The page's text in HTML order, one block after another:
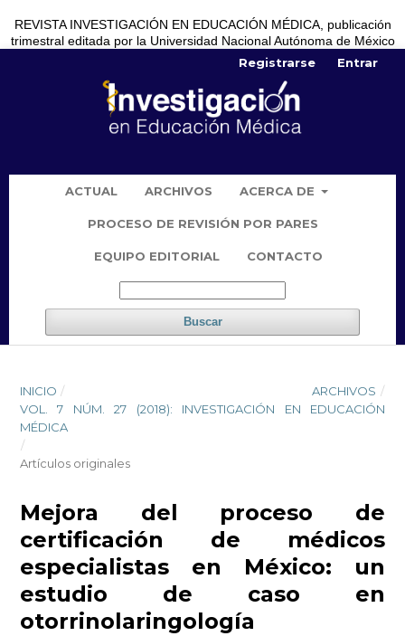
REVISTA INVESTIGACIÓN EN EDUCACIÓN MÉDICA, publicación
trimestral editada por la Universidad Nacional Autónoma de México
ACTUAL ARCHIVOS ACERCA DE
PROCESO DE REVISIÓN POR PARES
EQUIPO EDITORIAL CONTACTO
Buscar
Registrarse Entrar
INICIO / ARCHIVOS /
VOL. 7 NÚM. 27 (2018): INVESTIGACIÓN EN EDUCACIÓN
MÉDICA
/
Artículos originales
Mejora del proceso de
certificación de médicos
especialistas en México: un
estudio de caso en
otorrinolaringología